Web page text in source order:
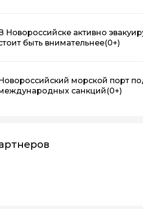
Новороссийске активно
быть внимательнее(0+)
морской порт
санкций (0+)